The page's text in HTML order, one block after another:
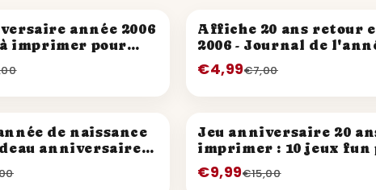
année 2006
à imprimer pour
ans
PROMO
Affiche 20 ans retour
2006 - Journal de
€4,99€7,00
de naissance
anniversaire
PROMO
Jeu anniversaire 20
imprimer : 10 jeux fun
une soirée inoubliable
€9,99€15,00